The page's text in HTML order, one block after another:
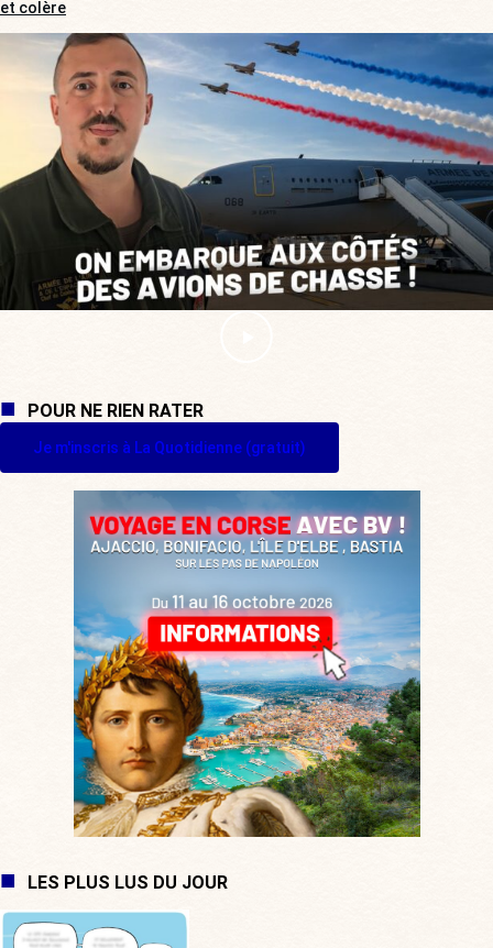
et colère
POUR NE RIEN RATER
Je m'inscris à La Quotidienne (gratuit)
LES PLUS LUS DU JOUR